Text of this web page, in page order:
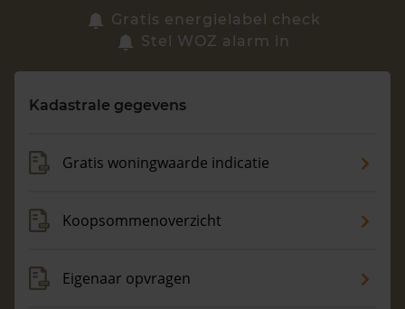
Zoek een woning
Maandag t/m vrijdag - 08:00 -18:00
Gratis energielabel check
Stel WOZ alarm in
Kadastrale gegevens
Gratis woningwaarde indicatie
Koopsommenoverzicht
Eigenaar opvragen